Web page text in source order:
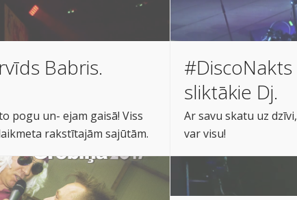
Babris.
pogu un- ejam gaisā! Viss
rakstītajām sajūtām.
sliktākie Dj.
Ar savu skatu uz
var visu!